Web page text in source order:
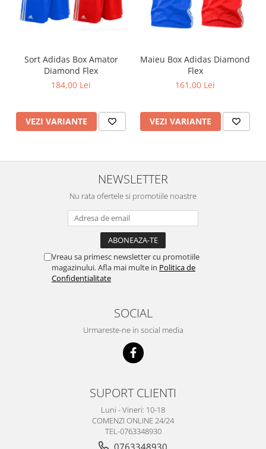
Sort Adidas Box Amator
Diamond Flex
184,00 Lei
VEZI VARIANTE
Maieu Box Adidas Diamond
Flex
161,00 Lei
VEZI VARIANTE
NEWSLETTER
Nu rata ofertele si promotiile noastre
Vreau sa primesc newsletter cu promotiile
magazinului. Afla mai multe in Politica de
Confidentialitate
SOCIAL
Urmareste-ne in social media
SUPORT CLIENTI
Luni - Vineri: 10-18
COMENZI ONLINE 24/24
TEL-0763348930
0763348930